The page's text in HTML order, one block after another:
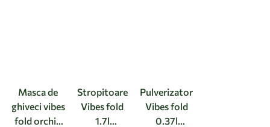
Masca de
ghiveci vibes
fold orchid
Stropitoare
Vibes fold
1.7l
Pulverizator
Vibes fold
0.37l